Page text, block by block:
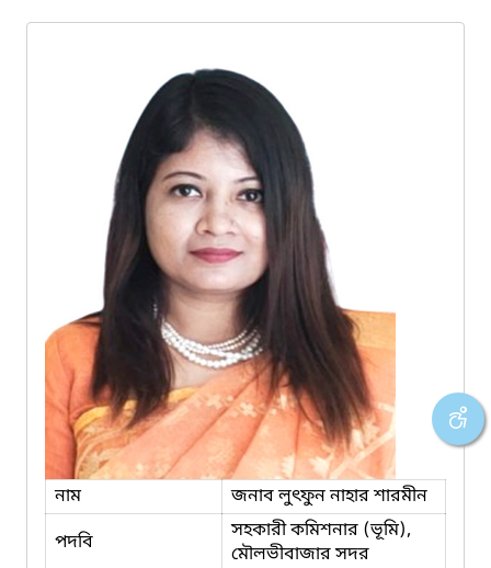
নাম
জনাব লুৎফুন নাহার শারমীন
পদবি
সহকারী কমিশনার (ভূমি),
মৌলভীবাজার সদর